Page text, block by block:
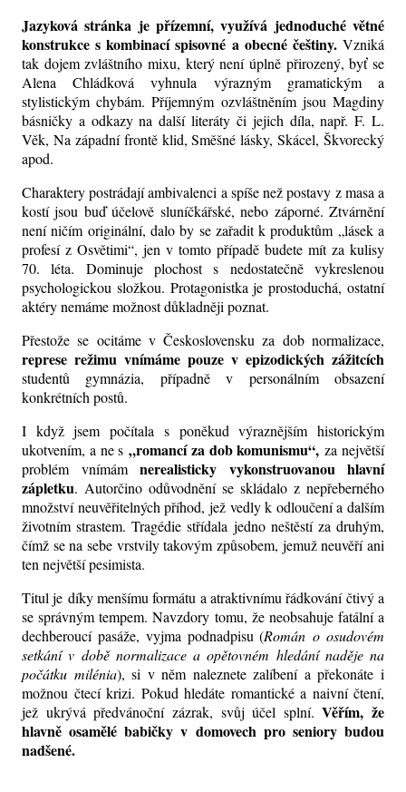
Jazyková stránka je přízemní, využívá jednoduché větné
konstrukce s kombinací spisovné a obecné češtiny.Vzniká
tak dojem zvláštního mixu, který není úplně přirozený, byť se
Alena Chládková vyhnula výrazným gramatickým a
stylistickým chybám. Příjemným ozvláštněním jsou Magdiny
básničky a odkazy na další literáty či jejich díla, např. F. L.
Věk, Na západní frontě klid, Směšné lásky, Skácel, Škvorecký
apod.
Charaktery postrádají ambivalenci a spíše než postavy z masa a
kostí jsou buď účelově sluníčkářské, nebo záporné. Ztvárnění
není ničím originální, dalo by se zařadit k produktům „lásek a
profesí z Osvětimi“, jen v tomto případě budete mít za kulisy
70. léta. Dominuje plochost s nedostatečně vykreslenou
psychologickou složkou. Protagonistka je prostoduchá, ostatní
aktéry nemáme možnost důkladněji poznat.
Přestože se ocitáme v Československu za dob normalizace,
represe režimu vnímáme pouze v epizodických zážitcích
studentů gymnázia, případně v personálním obsazení
konkrétních postů.
I když jsem počítala s poněkud výraznějším historickým
ukotvením, a ne s„romancí za dob komunismu“, za největší
problém vnímám nerealisticky vykonstruovanou hlavní
zápletku. Autorčino odůvodnění se skládalo z nepřeberného
množství neuvěřitelných příhod, jež vedly k odloučení a dalším
životním strastem. Tragédie střídala jedno neštěstí za druhým,
čímž se na sebe vrstvily takovým způsobem, jemuž neuvěří ani
ten největší pesimista.
Titul je díky menšímu formátu a atraktivnímu řádkování čtivý a
se správným tempem. Navzdory tomu, že neobsahuje fatální a
dechberoucí pasáže, vyjma podnadpisu (Román o osudovém
setkání v době normalizace a opětovném hledání naděje na
počátku milénia), si v něm naleznete zalíbení a překonáte i
možnou čtecí krizi. Pokud hledáte romantické a naivní čtení,
jež ukrývá předvánoční zázrak, svůj účel splní.Věřím, že
hlavně osamělé babičky v domovech pro seniory budou
nadšené.